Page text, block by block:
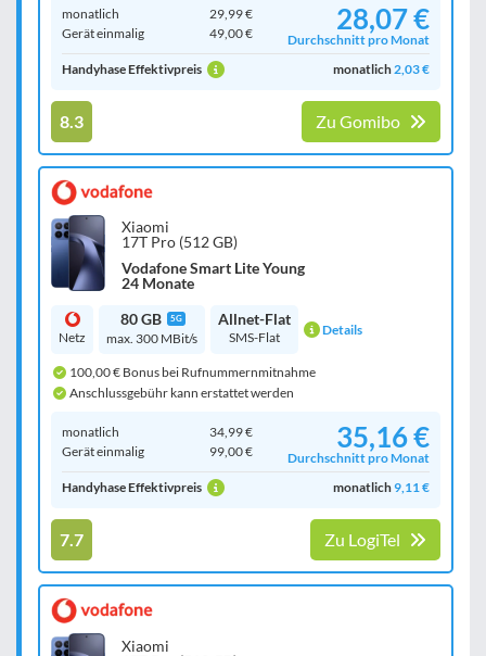
monatlich
29,99 €
Gerät einmalig
49,00 € 28,07 €
Durchschnitt pro Monat
Handyhase Effektivpreis
monatlich 2,03 €
8.3 Zu Gomibo
Xiaomi
17T Pro (512 GB)
Vodafone Smart Lite Young
24 Monate
Netz
80 GB 5G
max. 300 MBit/s
Allnet-Flat
SMS-Flat Details
100,00 € Bonus bei Rufnummernmitnahme
Anschlussgebühr kann erstattet werden
monatlich
34,99 €
Gerät einmalig
99,00 € 35,16 €
Durchschnitt pro Monat
Handyhase Effektivpreis
monatlich9,11 €
7.7 Zu LogiTel
Xiaomi